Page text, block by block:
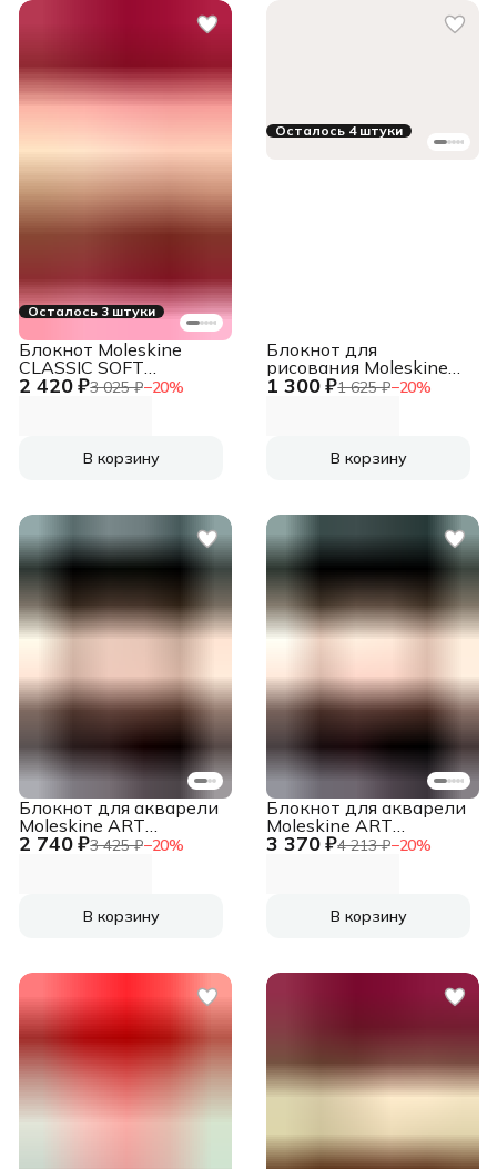
Осталось 3 штуки
2 420 ₽3 025 ₽−20%
Блокнот Moleskine
CLASSIC SOFT
QP611F2 Pocket
В корзину
Осталось 4 штуки
1 300 ₽1 625 ₽−20%
Блокнот для
рисования Moleskine
ART CAHIER SKETCH
черныйВ корзину
2 740 ₽3 425 ₽−20%
Блокнот для акварели
Moleskine ART
WATERCOLOUR
В корзину
3 370 ₽4 213 ₽−20%
Блокнот для акварели
Moleskine ART
WATERCOLOR
черныйВ корзину